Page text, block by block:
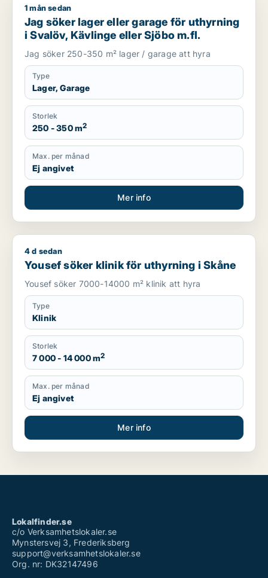
Jag söker lager eller garage för uthyrning i Svalöv, Kävlinge
1 mån sedan
Jag söker lager eller garage för uthyrning
i Svalöv, Kävlinge eller Sjöbo m.fl.
Jag söker 250-350 m² lager / garage att hyra
Type
Lager, Garage
Storlek
250 - 350 m2
Max. per månad
Ej angivet
Mer info
Yousef söker klinik för uthyrning i Skåne
4 d sedan
Yousef söker klinik för uthyrning i Skåne
Yousef söker 7000-14000 m² klinik att hyra
Type
Klinik
Storlek
7 000 - 14 000 m2
Max. per månad
Ej angivet
Mer info
Lokalfinder.se
c/o Verksamhetslokaler.se
Mynstersvej 3, Frederiksberg
support@verksamhetslokaler.se
Org. nr: DK32147496